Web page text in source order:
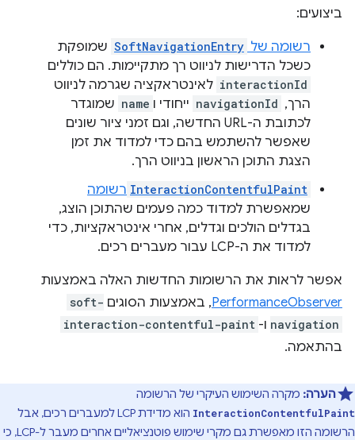
ביצועים:
רשומה של SoftNavigationEntry שמופקת
כשכל הדרישות לניווט רך מתקיימות. הם כוללים
interactionId לאינטראקציה שגרמה לניווט
הרך, navigationId ייחודי ו name שמוגדר
לכתובת ה-URL החדשה, וגם זמני ציור שונים
שאפשר להשתמש בהם כדי למדוד את זמן
הצגת התוכן הראשון בניווט הרך.
InteractionContentfulPaint רשומה
שמאפשרת למדוד כמה פעמים שהתוכן הוצג,
בגדלים הולכים וגדלים, אחרי אינטראקציות, כדי
למדוד את ה-LCP עבור מעברים רכים.
אפשר לראות את הרשומות החדשות האלה באמצעות
PerformanceObserver, באמצעות הסוגים soft-
navigation ו- interaction-contentful-paint
בהתאמה.
הערה: מקרה השימוש העיקרי של הרשומה
InteractionContentfulPaint
הוא מדידת LCP למעברים רכים, אבל
הרשומה הזו מאפשרת גם מקרי שימוש פוטנציאליים אחרים מעבר ל-LCP, כי